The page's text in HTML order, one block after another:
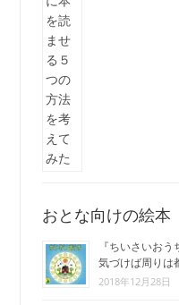
おとな向けの絵本
『ちいさいお
気づけば周りは
2018年12月28日